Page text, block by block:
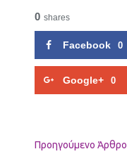
0 shares
Facebook 0
Google+ 0
Προηγούμενo Άρθρο